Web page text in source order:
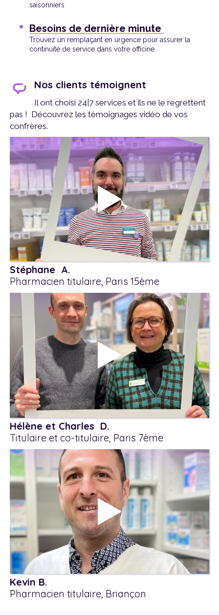
saisonniers
Besoins de dernière minute
Trouvez un remplaçant en urgence pour assurer la
continuité de service dans votre officine
Nos clients témoignent
Il ont choisi 24|7 services et ils ne le regrettent
pas ! Découvrez les témoignages vidéo de vos
confrères.
Stéphane A.
Pharmacien titulaire, Paris 15ème
Hélène et Charles D.
Titulaire et co-titulaire, Paris 7ème
Kevin B.
Pharmacien titulaire, Briançon